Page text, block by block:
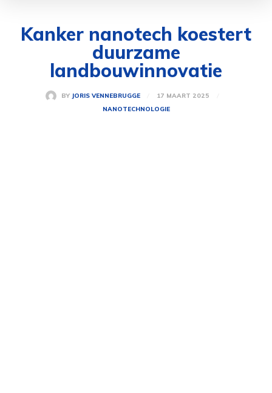
Kanker nanotech koestert
duurzame
landbouwinnovatie
BY JORIS VENNEBRUGGE
17 MAART 2025
NANOTECHNOLOGIE